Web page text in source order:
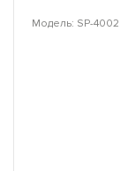
Модель: SP-4002